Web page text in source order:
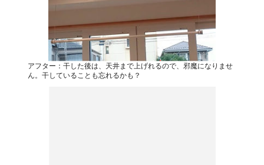
アフター：干した後は、天井まで上げれるので、邪魔になりませ
ん。干していることも忘れるかも？